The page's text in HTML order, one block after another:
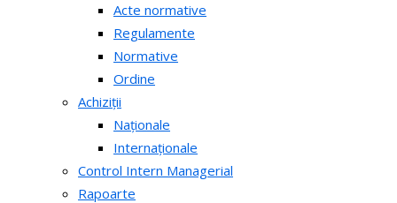
Acte normative
Regulamente
Normative
Ordine
Achiziții
Naționale
Internaționale
Control Intern Managerial
Rapoarte